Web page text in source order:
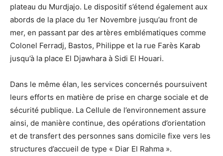
plateau du Murdjajo. Le dispositif s’étend également aux
abords de la place du 1er Novembre jusqu’au front de
mer, en passant par des artères emblématiques comme
Colonel Ferradj, Bastos, Philippe et la rue Farès Karab
jusqu’à la place El Djawhara à Sidi El Houari.
Dans le même élan, les services concernés poursuivent
leurs efforts en matière de prise en charge sociale et de
sécurité publique. La Cellule de l’environnement assure
ainsi, de manière continue, des opérations d’orientation
et de transfert des personnes sans domicile fixe vers les
structures d’accueil de type « Diar El Rahma ».